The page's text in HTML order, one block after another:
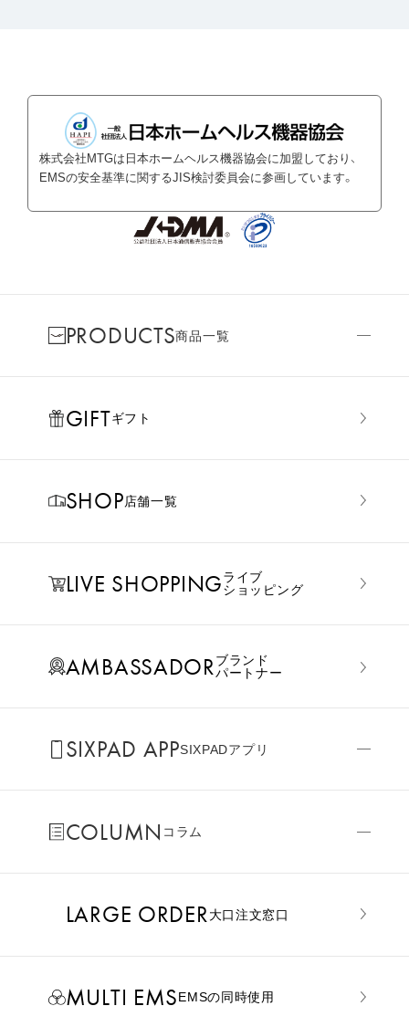
株式会社MTGは日本ホームヘルス機器協会に加盟しており、
EMSの安全基準に関するJIS検討委員会に参画しています。
PRODUCTS商品一覧
GIFTギフト
SHOP店舗一覧
LIVE SHOPPINGライブ
ショッピング
AMBASSADORブランド
パートナー
SIXPAD APPSIXPADアプリ
COLUMN コラム
LARGE ORDER⼤⼝注⽂窓⼝
MULTI EMSEMSの同時使用